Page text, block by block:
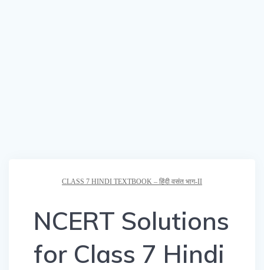
CLASS 7 HINDI TEXTBOOK – हिंदी वसंत भाग-II
NCERT Solutions
for Class 7 Hindi